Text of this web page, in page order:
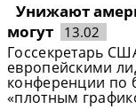
Унижают
могут
13.02
Госсекретарь
европейскими
конференции по
«плотным